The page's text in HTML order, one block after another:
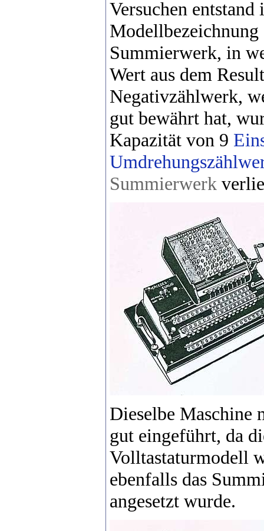
Versuchen
Summierwerk, in
Wert aus dem
Negativzählwerk,
gut bewährt hat,
Kapazität von 9
Summierwerk
Dieselbe Maschine
gut eingeführt, da
Volltastaturmodell
ebenfalls das
angesetzt wurde.